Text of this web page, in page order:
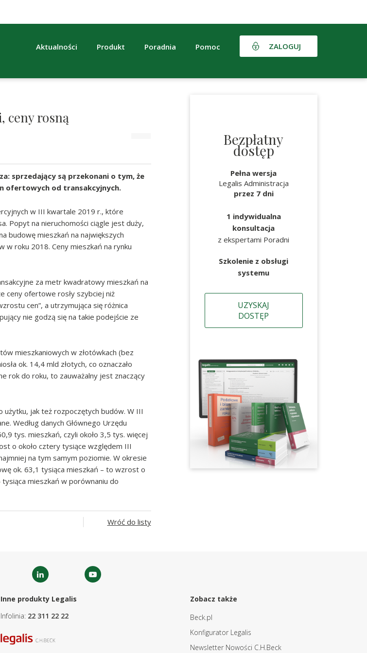
Aktualności Produkt Poradnia Pomoc ZALOGUJ
ceny rosną
sprzedający są przekonani o tym, że
ofertowych od transakcyjnych.
w III kwartale 2019 r., które
Popyt na nieruchomości ciągle jest duży,
budowę mieszkań na największych
roku 2018. Ceny mieszkań na rynku
za metr kwadratowy mieszkań na
ceny ofertowe rosły szybciej niż
cen”, a utrzymująca się różnica
nie godzą się na takie podejście ze
mieszkaniowych w złotówkach (bez
ok. 14,4 mld złotych, co oznaczało
rok do roku, to zauważalny jest znaczący
jak też rozpoczętych budów. W III
Według danych Głównego Urzędu
tys. mieszkań, czyli około 3,5 tys. więcej
o około cztery tysiące względem III
na tym samym poziomie. W okresie
ok. 63,1 tysiąca mieszkań – to wzrost o
mieszkań w porównaniu do
Wróć do listy
Bezpłatny
dostęp
Pełna wersja
Legalis Administracja
przez 7 dni
1 indywidualna
konsultacja
z ekspertami Poradni
Szkolenie z obsługi
systemu
UZYSKAJ
DOSTĘP
Inne produkty Legalis
Infolinia: 22 311 22 22
Zobacz także
Beck.pl
Konfigurator Legalis
Newsletter Nowości C.H.Beck